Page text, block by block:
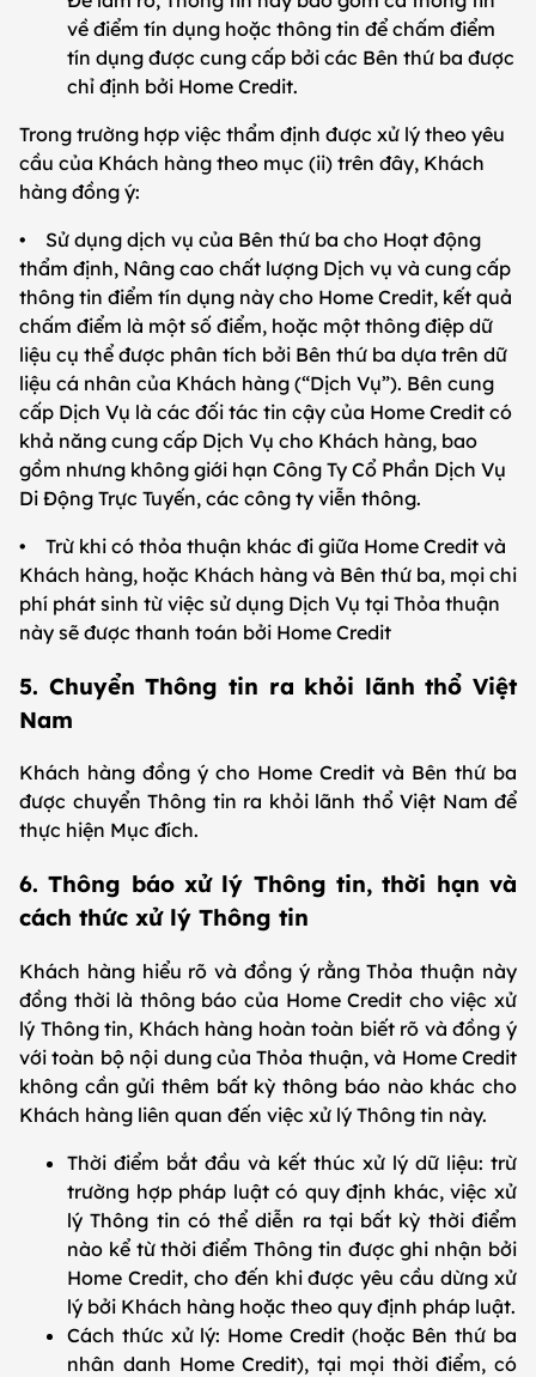
về điểm tín dụng hoặc thông tin để chấm điểm
tín dụng được cung cấp bởi các Bên thứ ba được
chỉ định bởi Home Credit.
Trong trường hợp việc thẩm định được xử lý theo yêu
cầu của Khách hàng theo mục (ii) trên đây, Khách
hàng đồng ý:
• Sử dụng dịch vụ của Bên thứ ba cho Hoạt động
thẩm định, Nâng cao chất lượng Dịch vụ và cung cấp
thông tin điểm tín dụng này cho Home Credit, kết quả
chấm điểm là một số điểm, hoặc một thông điệp dữ
liệu cụ thể được phân tích bởi Bên thứ ba dựa trên dữ
liệu cá nhân của Khách hàng (“Dịch Vụ”). Bên cung
cấp Dịch Vụ là các đối tác tin cậy của Home Credit có
khả năng cung cấp Dịch Vụ cho Khách hàng, bao
gồm nhưng không giới hạn Công Ty Cổ Phần Dịch Vụ
Di Động Trực Tuyến, các công ty viễn thông.
• Trừ khi có thỏa thuận khác đi giữa Home Credit và
Khách hàng, hoặc Khách hàng và Bên thứ ba, mọi chi
phí phát sinh từ việc sử dụng Dịch Vụ tại Thỏa thuận
này sẽ được thanh toán bởi Home Credit
5. Chuyển Thông tin ra khỏi lãnh thổ Việt
Nam
Khách hàng đồng ý cho Home Credit và Bên thứ ba
được chuyển Thông tin ra khỏi lãnh thổ Việt Nam để
thực hiện Mục đích.
6. Thông báo xử lý Thông tin, thời hạn và
cách thức xử lý Thông tin
Khách hàng hiểu rõ và đồng ý rằng Thỏa thuận này
đồng thời là thông báo của Home Credit cho việc xử
lý Thông tin, Khách hàng hoàn toàn biết rõ và đồng ý
với toàn bộ nội dung của Thỏa thuận, và Home Credit
không cần gửi thêm bất kỳ thông báo nào khác cho
Khách hàng liên quan đến việc xử lý Thông tin này.
Thời điểm bắt đầu và kết thúc xử lý dữ liệu: trừ
trường hợp pháp luật có quy định khác, việc xử
lý Thông tin có thể diễn ra tại bất kỳ thời điểm
nào kể từ thời điểm Thông tin được ghi nhận bởi
Home Credit, cho đến khi được yêu cầu dừng xử
lý bởi Khách hàng hoặc theo quy định pháp luật.
Cách thức xử lý: Home Credit (hoặc Bên thứ ba
nhân danh Home Credit), tại mọi thời điểm, có